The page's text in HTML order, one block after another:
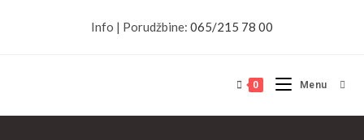
Info | Porudžbine: 065/215 78 00
0 Menu